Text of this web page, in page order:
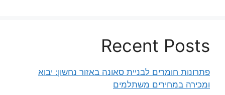
Recent Posts
פתרונות חומרים לבניית סאונה באזור נחשון: יבוא
ומכירה במחירים משתלמים